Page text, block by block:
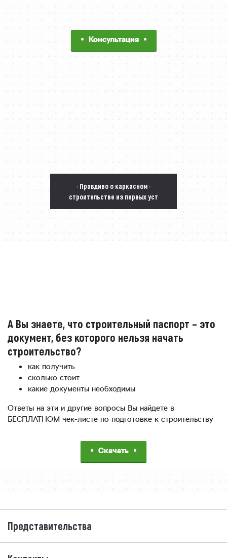
Консультация
· Правдиво о каркасном ·
строительстве из первых уст
А Вы знаете, что строительный паспорт – это
документ, без которого нельзя начать
строительство?
как получить
сколько стоит
какие документы необходимы
Ответы на эти и другие вопросы Вы найдете в
БЕСПЛАТНОМ чек-листе по подготовке к строительству
Скачать
Представительства